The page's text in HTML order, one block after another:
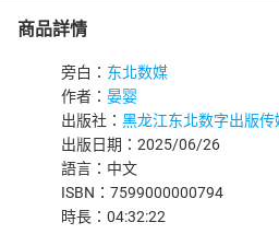
商品詳情
旁白： 东北数媒
作者： 晏婴
出版社： 黑龙江东北数字出版传
出版日期：2025/06/26
語言：中文
ISBN：7599000000794
時長：04:32:22